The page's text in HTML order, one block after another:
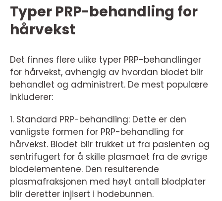
Typer PRP-behandling for
hårvekst
Det finnes flere ulike typer PRP-behandlinger
for hårvekst, avhengig av hvordan blodet blir
behandlet og administrert. De mest populære
inkluderer:
1. Standard PRP-behandling: Dette er den
vanligste formen for PRP-behandling for
hårvekst. Blodet blir trukket ut fra pasienten og
sentrifugert for å skille plasmaet fra de øvrige
blodelementene. Den resulterende
plasmafraksjonen med høyt antall blodplater
blir deretter injisert i hodebunnen.